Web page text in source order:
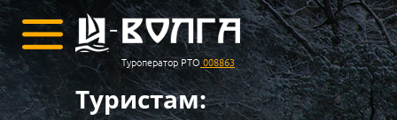
Туроператор РТО 008863
Туристам: